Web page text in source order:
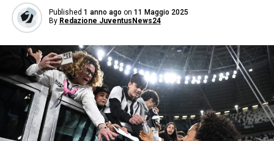
Published 1 anno ago on 11 Maggio 2025
By Redazione JuventusNews24